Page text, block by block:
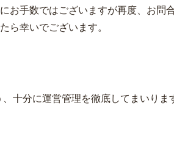
お手数ではございますが再度、お問
ら幸いでございます。
十分に運営管理を徹底してまいりま